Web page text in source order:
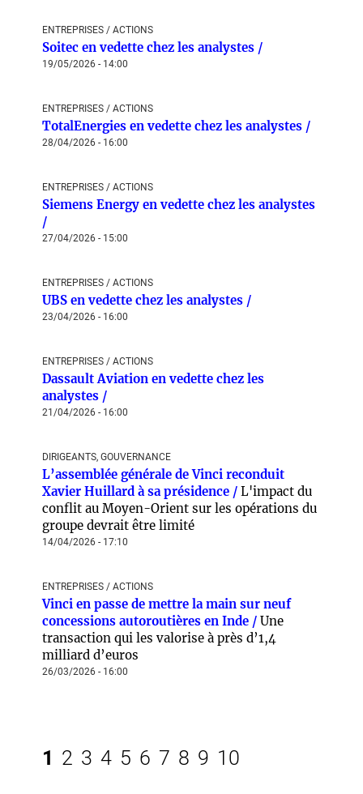
ENTREPRISES / ACTIONS
Soitec en vedette chez les analystes /
19/05/2026 - 14:00
ENTREPRISES / ACTIONS
TotalEnergies en vedette chez les analystes /
28/04/2026 - 16:00
ENTREPRISES / ACTIONS
Siemens Energy en vedette chez les analystes
/
27/04/2026 - 15:00
ENTREPRISES / ACTIONS
UBS en vedette chez les analystes /
23/04/2026 - 16:00
ENTREPRISES / ACTIONS
Dassault Aviation en vedette chez les
analystes /
21/04/2026 - 16:00
DIRIGEANTS, GOUVERNANCE
L’assemblée générale de Vinci reconduit
Xavier Huillard à sa présidence / L'impact du
conflit au Moyen-Orient sur les opérations du
groupe devrait être limité
14/04/2026 - 17:10
ENTREPRISES / ACTIONS
Vinci en passe de mettre la main sur neuf
concessions autoroutières en Inde / Une
transaction qui les valorise à près d’1,4
milliard d’euros
26/03/2026 - 16:00
1 2 3 4 5 6 7 8 9 10